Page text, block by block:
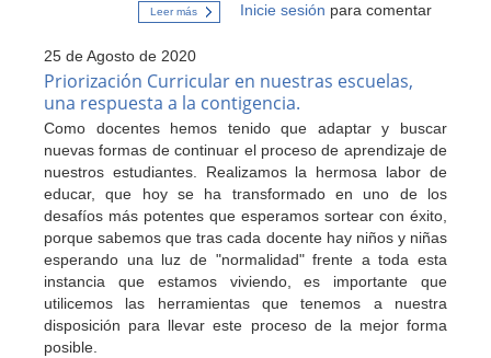
external)
Leer más sobre
Artículo
Revista
Prisma
de
Puerto
Rico
Inicie sesión para comentar
25 de Agosto de 2020
Priorización Curricular en nuestras escuelas,
una respuesta a la contigencia.
Como docentes hemos tenido que adaptar y buscar
nuevas formas de continuar el proceso de aprendizaje de
nuestros estudiantes. Realizamos la hermosa labor de
educar, que hoy se ha transformado en uno de los
desafíos más potentes que esperamos sortear con éxito,
porque sabemos que tras cada docente hay niños y niñas
esperando una luz de "normalidad" frente a toda esta
instancia que estamos viviendo, es importante que
utilicemos las herramientas que tenemos a nuestra
disposición para llevar este proceso de la mejor forma
posible.